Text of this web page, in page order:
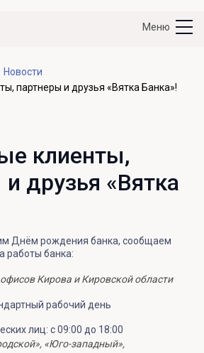
Меню
Новости
партнеры и друзья «Вятка Банка»!
клиенты,
друзья «Вятка
Днём рождения банка, сообщаем
работы банка:
Кирова и Кировской области
рабочий день
лиц: с 09:00 до 18:00
«Юго-западный»,